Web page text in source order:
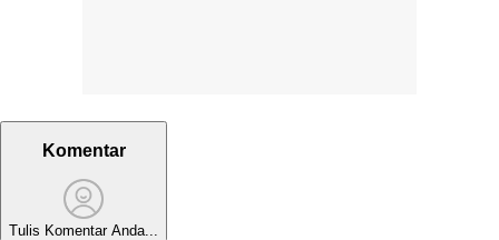
Komentar
Tulis Komentar Anda...